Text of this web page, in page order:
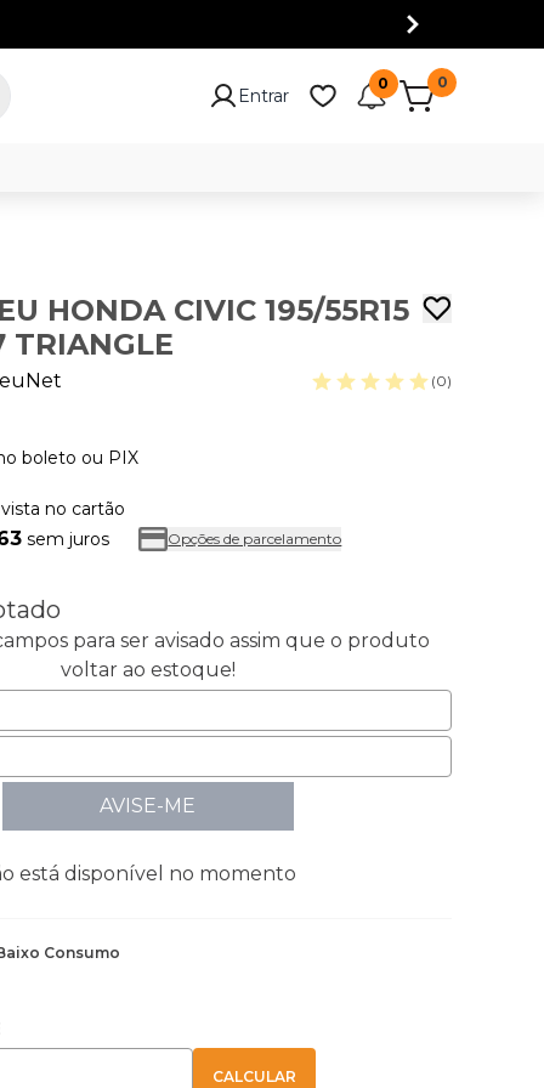
Entrar
0 0
HONDA CIVIC 195/55R15
TRIANGLE
(0)
boleto ou PIX
no cartão
sem juros Opções de parcelamento
para ser avisado assim que o produto
voltar ao estoque!
AVISE-ME
está disponível no momento
Consumo